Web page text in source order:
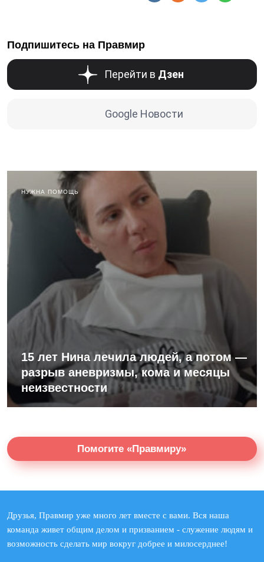
Подпишитесь на Правмир
Перейти в Дзен
Google Новости
НУЖНА ПОМОЩЬ
15 лет Нина лечила людей, а потом —
разрыв аневризмы, кома и месяцы
неизвестности
Помогите «Правмиру»
Друзья, Правмир уже много лет вместе с вами. Вся наша
команда живет общим делом и призванием - служение людям и
возможность сделать мир вокруг добрее и милосерднее!